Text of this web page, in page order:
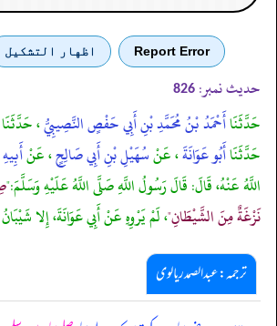
Report Error اظهار التشكيل
حدیث نمبر: 826
حَدَّثَنَاأَحْمَدُ بْنُ مُحَمَّدِ بْنِ أَبِي حَفْصٍ النَّصِيبِيُّ، حَدَّثَنَا
حَدَّثَنَاأَبُو عَوَانَةَ، عَنْسُهَيْلِ بْنِ أَبِي صَالِحٍ، عَنْأَبِيهِ
اللَّهُ عَنْهُ، قَالَ: قَالَ رَسُولُ اللَّهِ صَلَّى اللَّهُ عَلَيْهِ وَسَلَّمَ:"
نَزْغَةٌ مِنَ الشَّيْطَانِ"، لَمْ يَرْوِهِ عَنْ أَبِي عَوَانَةَ، إِلا شَيْبَانُ
ترجمہ: عبدالصمد ریالوی